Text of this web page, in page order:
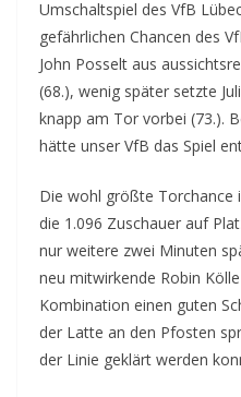
Umschaltspiel des VfB
gefährlichen Chancen des
John Posselt aus
(68.), wenig später setzte
knapp am Tor vorbei (73.).
hätte unser VfB das Spiel
Die wohl größte Torchance
die 1.096 Zuschauer auf
nur weitere zwei Minuten
neu mitwirkende Robin
Kombination einen guten
der Latte an den Pfosten
der Linie geklärt werden